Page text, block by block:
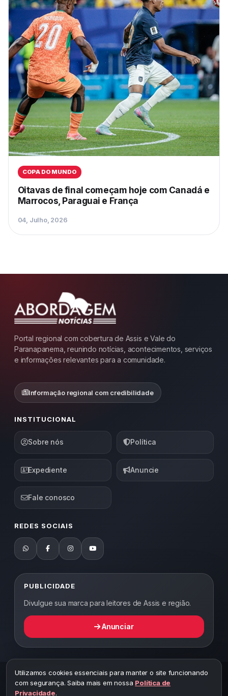
COPA DO MUNDO
Oitavas de final começam hoje com Canadá e
Marrocos, Paraguai e França
04, Julho, 2026
Portal regional com cobertura de Assis e Vale do
Paranapanema, reunindo notícias, acontecimentos, serviços
e informações relevantes para a comunidade.
Informação regional com credibilidade
INSTITUCIONAL
Sobre nós Política
Expediente Anuncie
Fale conosco
REDES SOCIAIS
PUBLICIDADE
Divulgue sua marca para leitores de Assis e região.
Anunciar
2026 ©Abordagem Notícias— Todos os direitos reservados —
Desenvolvido por WEB5.
A cópia total ou parcial desta página implicará ao autor sob pena de
Utilizamos cookies essenciais para manter o site funcionando
com segurança. Saiba mais em nossa Política de
Privacidade.